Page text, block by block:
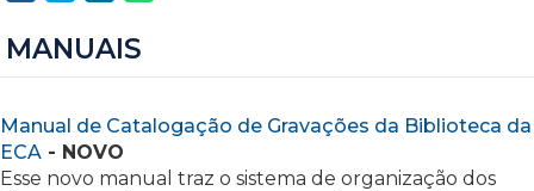
MANUAIS
Manual de Catalogação de Gravações da Biblioteca da
ECA - NOVO
Esse novo manual traz o sistema de organização dos